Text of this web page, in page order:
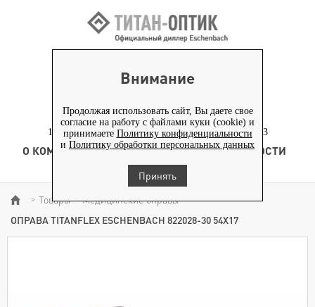
Внимание
Продолжая использовать сайт, Вы даете свое
согласие на работу с файлами куки (cookie) и
принимаете Политику конфиденциальности
и Политику обработки персональных данных
Принять
+7 (495) 653-82-70
117186, г. Москва, Севастопольский проспект, д. 23
О КОМПАНИИ ТОВАРЫ ТЕХНОЛОГИЯ
НОВОСТИ
КОНТЕНТ
> Товары > Медицинские оправы >
ОПРАВА TITANFLEX ESCHENBACH 822028-30 54Х17